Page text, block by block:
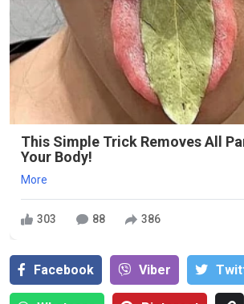
This Simple Trick Removes All
Your Body!
More
303 88 386
Facebook Viber